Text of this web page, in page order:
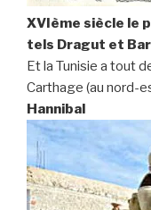
XVIème siècle le
tels Dragut et
Et la Tunisie a tout
Carthage (au nord-
Hannibal